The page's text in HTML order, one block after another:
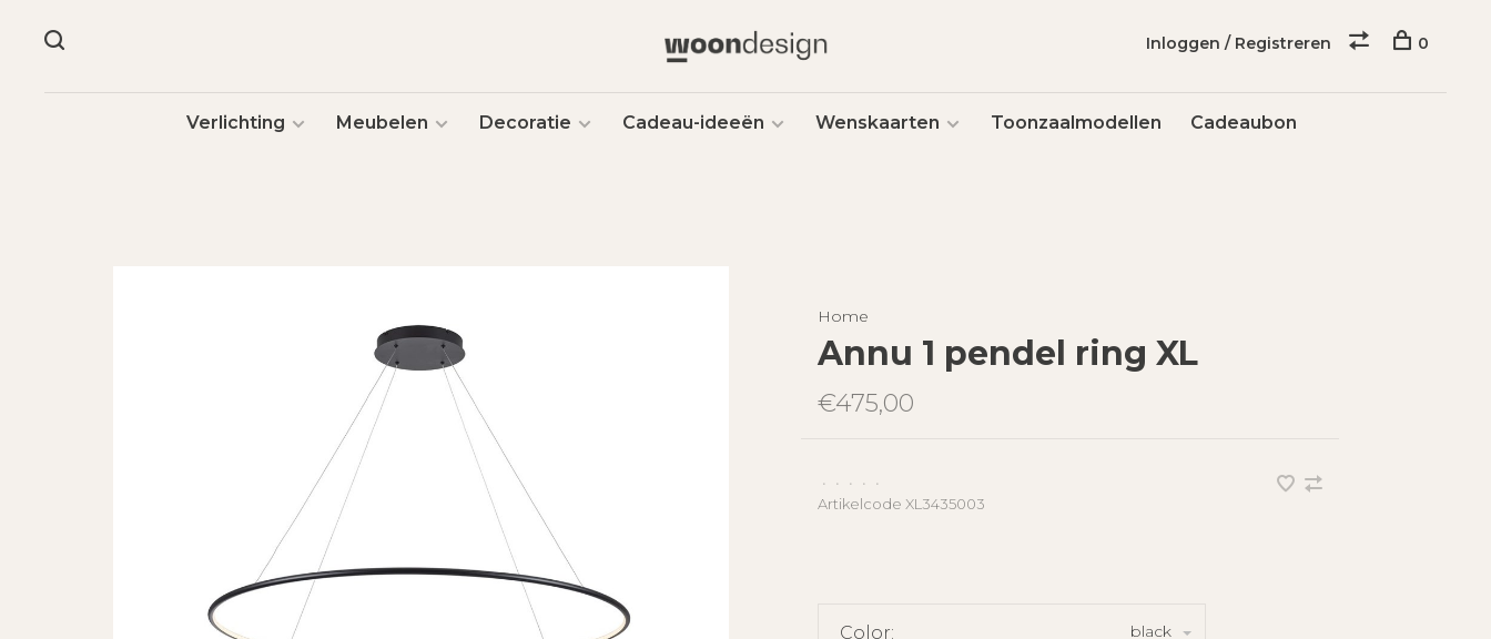
Verlichting Meubelen Decoratie Cadeau-ideeën Wenskaarten Toonzaalmodellen Cadeaubon
Inloggen / Registreren 0
Home
Annu 1 pendel ring XL
€475,00
• • • •
•
Artikelcode XL3435003
Color: black